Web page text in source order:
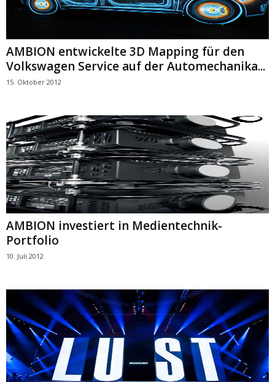
AMBION entwickelte 3D Mapping für den
Volkswagen Service auf der Automechanika...
15. Oktober 2012
AMBION investiert in Medientechnik-
Portfolio
10. Juli 2012